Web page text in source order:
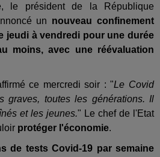
le président de la République
un nouveau confinement
jeudi à vendredi pour une durée
moins, avec une réévaluation
ce mercredi soir : "Le Covid
graves, toutes les générations. Il
et les jeunes." Le chef de l'Etat
protéger l'économie.
de tests Covid-19 par semaine